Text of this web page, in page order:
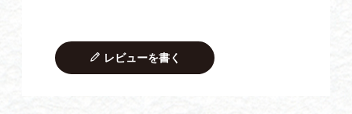
レビューを書く